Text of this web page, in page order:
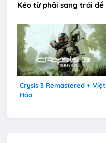
Kéo từ phải sang trái để
Crysis 3 Remastered + Việt
Hóa